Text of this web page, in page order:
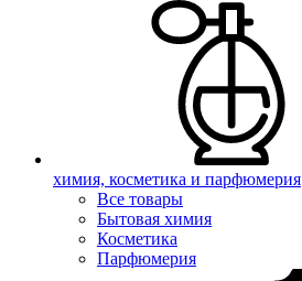
химия, косметика и парфюмерия
Все товары
Бытовая химия
Косметика
Парфюмерия